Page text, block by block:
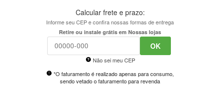
Calcular frete e prazo:
Informe seu CEP e confira nossas formas de entrega
Retire ou instale grátis em Nossas lojas
OK
Não sei meu CEP
*O faturamento é realizado apenas para consumo,
sendo vetado o faturamento para revenda